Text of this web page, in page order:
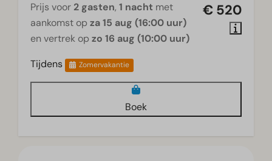
€ 520
Prijs voor 2 gasten, 1 nacht met
aankomst op za 15 aug (16:00 uur)
en vertrek op zo 16 aug (10:00 uur)
Tijdens
Zomervakantie
Boek